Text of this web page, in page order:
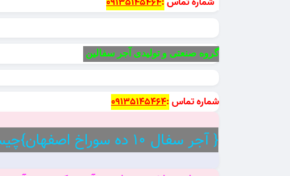
گروه صنعتی و تولیدی آجر سفالین
شماره تماس:
09135145464
{ آجر سفال ۱۰ ده سوراخ اصفهان}چیست ؟